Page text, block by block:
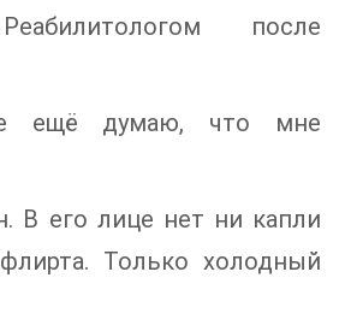
после
ещё думаю, что мне
В его лице нет ни капли
Только холодный